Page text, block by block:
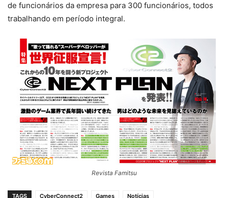
de funcionários da empresa para 300 funcionários, todos
trabalhando em período integral.
Revista Famitsu
TAGS CyberConnect2 Games Notícias